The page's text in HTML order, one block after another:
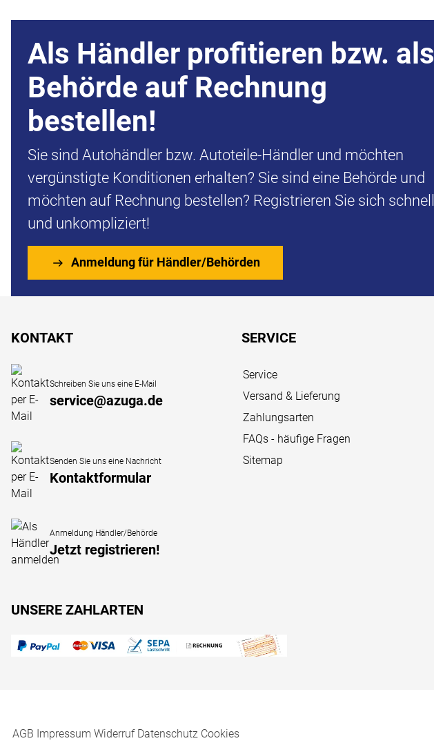
Als Händler profitieren bzw. als
Behörde auf Rechnung
bestellen!
Sie sind Autohändler bzw. Autoteile-Händler und möchten
vergünstigte Konditionen erhalten? Sie sind eine Behörde und
möchten auf Rechnung bestellen? Registrieren Sie sich schnell
und unkompliziert!
Anmeldung für Händler/Behörden
KONTAKT
Schreiben Sie uns eine E-Mail
service@azuga.de
Senden Sie uns eine Nachricht
Kontaktformular
Anmeldung Händler/Behörde
Jetzt registrieren!
SERVICE
Service
Versand & Lieferung
Zahlungsarten
FAQs - häufige Fragen
Sitemap
UNSERE ZAHLARTEN
AGB Impressum Widerruf Datenschutz Cookies